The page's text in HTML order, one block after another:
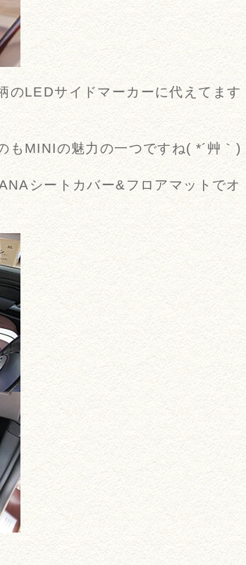
のLEDサイドマーカーに代えてます
もMINIの魅力の一つですね( *´艸｀)
シートカバー&フロアマットでオ